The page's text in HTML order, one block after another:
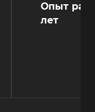
Опыт
лет